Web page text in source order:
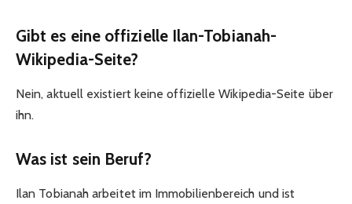
Gibt es eine offizielle Ilan-Tobianah-
Wikipedia-Seite?
Nein, aktuell existiert keine offizielle Wikipedia-Seite über
ihn.
Was ist sein Beruf?
Ilan Tobianah arbeitet im Immobilienbereich und ist